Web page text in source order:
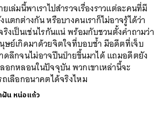
เล่มนี้พาเราไปสำรวจเรื่องราวแต่ละคนที่มี
ตกต่างกัน หรือบางคนเราก็ไม่อาจรู้ได้ว่า
ริงเป็นเช่นไรกันแน่ พร้อมกับชวนตั้งคำถามว่า
ษย์เกิดมาด้วยจิตใจที่บอบช้ำ มีอดีตที่เจ็บ
ดลึกจนไม่อาจปีนป่ายขึ้นมาได้ แถมอดีตยัง
อกหลอนในปัจจุบัน พวกเขาเหล่านี้จะ
เลือกอนาคตได้จริงไหม
ฝัน หน่อแก้ว